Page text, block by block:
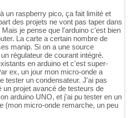
un raspberry pico, ça fait limité et
des projets ne vont pas taper dans
je pense que l'arduino c'est bien
La carte a certain nombre de
manip. Si on a une source
régulateur de courant intégré.
en arduino et c'est super-
ex, un jour mon micro-onde a
tester un condensateur. J'ai pas
un projet avancé de testeurs de
arduino UNO, et j'ai pu tester en un
(mon micro-onde remarche, un peu